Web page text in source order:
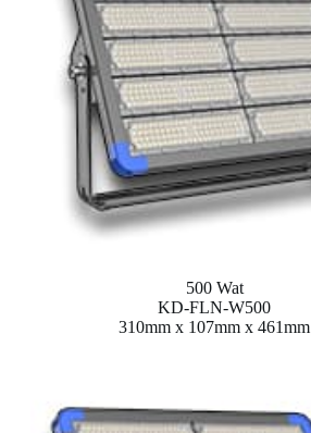
500 Wat
KD-FLN-W500
310mm x 107mm x 461mm